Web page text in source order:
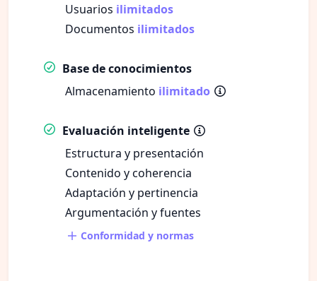
Usuarios ilimitados
Documentos ilimitados
Base de conocimientos
Almacenamiento ilimitado
Evaluación inteligente
Estructura y presentación
Contenido y coherencia
Adaptación y pertinencia
Argumentación y fuentes
Conformidad y normas